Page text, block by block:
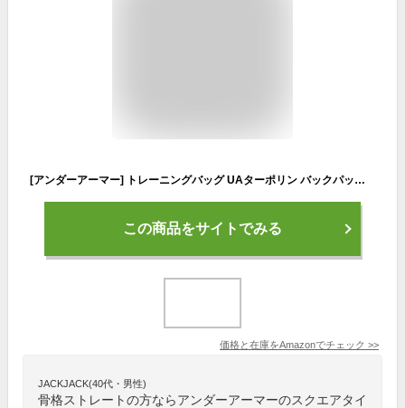
[アンダーアーマー] トレーニングバッグ UAターポリン バックパック 40L Black / /
この商品をサイトでみる
価格と在庫をAmazonでチェック >>
JACKJACK(40代・男性)
骨格ストレートの方ならアンダーアーマーのスクエアタイ